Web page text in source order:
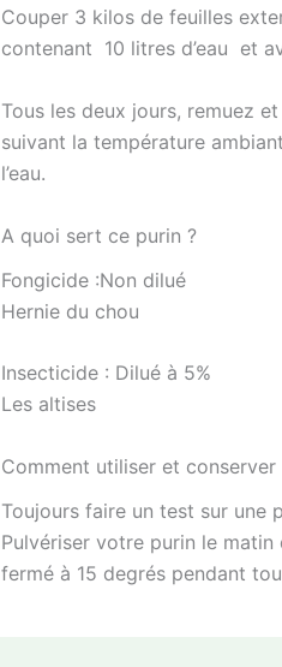
Couper 3 kilos de feuilles
contenant 10 litres d’eau et
Tous les deux jours, remuez
suivant la température
l’eau.
A quoi sert ce purin ?
Fongicide :Non dilué
Hernie du chou
Insecticide : Dilué à 5%
Les altises
Comment utiliser et
Toujours faire un test sur
Pulvériser votre purin le
fermé à 15 degrés pendant